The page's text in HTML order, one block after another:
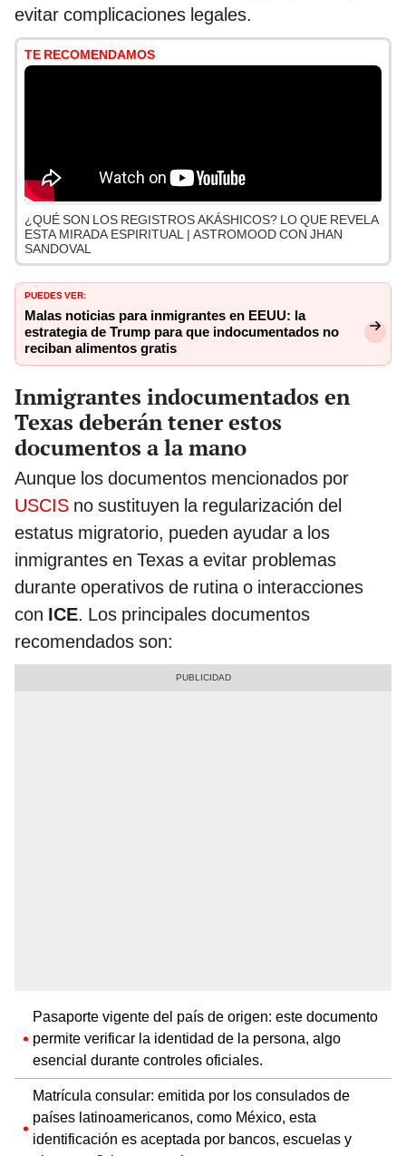
evitar complicaciones legales.
TE RECOMENDAMOS
¿QUÉ SON LOS REGISTROS AKÁSHICOS? LO QUE REVELA
ESTA MIRADA ESPIRITUAL | ASTROMOOD CON JHAN
SANDOVAL
PUEDES VER:
Malas noticias para inmigrantes en EEUU: la
estrategia de Trump para que indocumentados no
reciban alimentos gratis
Inmigrantes indocumentados en
Texas deberán tener estos
documentos a la mano
Aunque los documentos mencionados por
USCIS no sustituyen la regularización del
estatus migratorio, pueden ayudar a los
inmigrantes en Texas a evitar problemas
durante operativos de rutina o interacciones
con ICE. Los principales documentos
recomendados son:
Pasaporte vigente del país de origen: este documento
permite verificar la identidad de la persona, algo
esencial durante controles oficiales.
Matrícula consular: emitida por los consulados de
países latinoamericanos, como México, esta
identificación es aceptada por bancos, escuelas y